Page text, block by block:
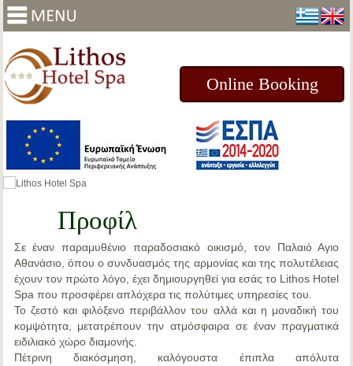
Online Booking
Προφίλ
Σε ένανπαραμυθένιο παραδοσιακό οικισμό, τον Παλαιό Αγιο
Αθανάσιο, όπου ο συνδυασμός της αρμονίας και της πολυτέλειας
έχουν τον πρώτο λόγο, έχει δημιουργηθεί για εσάς το Lithos Hotel
Spa που προσφέρει απλόχερα τις πολύτιμες υπηρεσίες του.
Το ζεστό και φιλόξενο περιβάλλον του αλλά και η μοναδική του
κομψότητα, μετατρέπουν την ατμόσφαιρα σε έναν πραγματικά
ειδιλιακό χώρο διαμονής.
Πέτρινη διακόσμηση, καλόγουστα έπιπλα απόλυτα